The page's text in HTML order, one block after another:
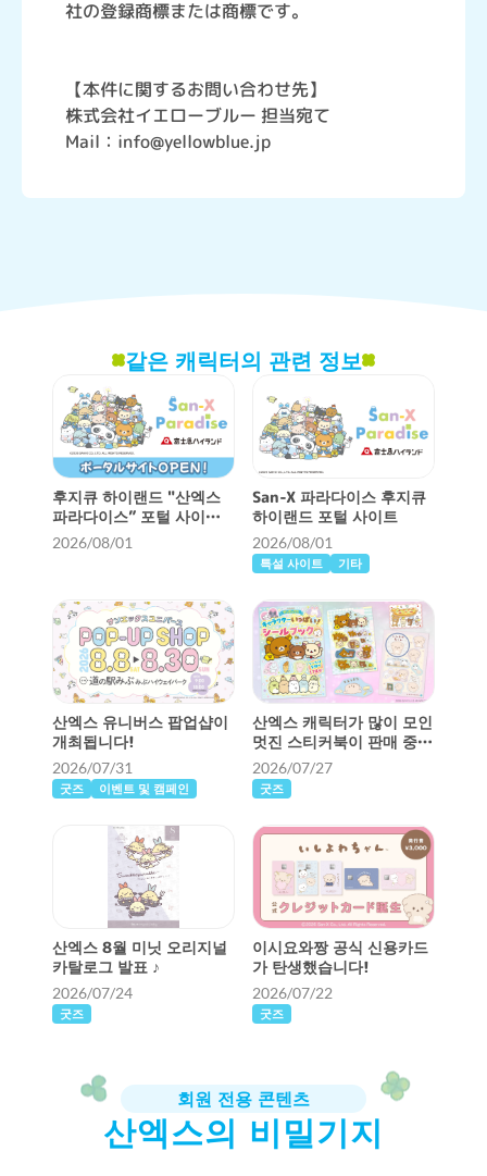
社の登録商標または商標です。
【本件に関するお問い合わせ先】
株式会社イエローブルー 担当宛て
Mail：info@yellowblue.jp
같은 캐릭터의 관련 정보
후지큐 하이랜드 "산엑스
파라다이스” 포털 사이트
오픈!
2026/08/01
San-X 파라다이스 후지큐
하이랜드 포털 사이트
2026/08/01
특설 사이트 기타
산엑스 유니버스 팝업샵이
개최됩니다!
2026/07/31
굿즈 이벤트 및 캠페인
산엑스 캐릭터가 많이 모인
멋진 스티커북이 판매 중입
니다 ♪
2026/07/27
굿즈
산엑스 8월 미닛 오리지널
카탈로그 발표 ♪
2026/07/24
굿즈
이시요와짱 공식 신용카드
가 탄생했습니다!
2026/07/22
굿즈
회원 전용 콘텐츠
산엑스의 비밀기지